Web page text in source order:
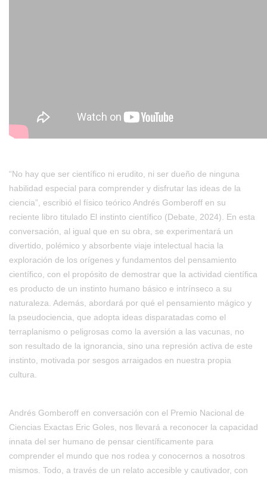
“No hay que ser científico ni erudito, ni ser dueño de ninguna
habilidad especial para comprender y disfrutar las ideas de la
ciencia”, escribió el físico teórico Andrés Gomberoff en su
reciente libro titulado El instinto científico (Debate, 2024). En esta
conversación, al igual que en su obra, se experimentará un
divertido, polémico y absorbente viaje intelectual hacia la
exploración de los orígenes y fundamentos del pensamiento
científico, con el propósito de demostrar que la actividad científica
es producto de un instinto humano básico e intrínseco a su
naturaleza. Además, abordará por qué el pensamiento mágico y
la pseudociencia, que adopta ideas disparatadas como el
terraplanismo o peligrosas como la aversión a las vacunas, no
son resultado de la ignorancia, sino una represión activa de este
instinto, motivada por sesgos arraigados en nuestra propia
cultura.
Andrés Gomberoff en conversación con el Premio Nacional de
Ciencias Exactas Eric Goles, nos llevará a reconocer la capacidad
innata del ser humano de pensar científicamente para
comprender el mundo que nos rodea y conocernos a nosotros
mismos. Todo, a través de un relato accesible y cautivador, con